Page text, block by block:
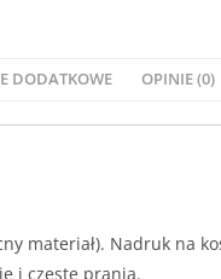
DODATKOWE OPINIE (0)
materiał). Nadruk na
i częste prania.